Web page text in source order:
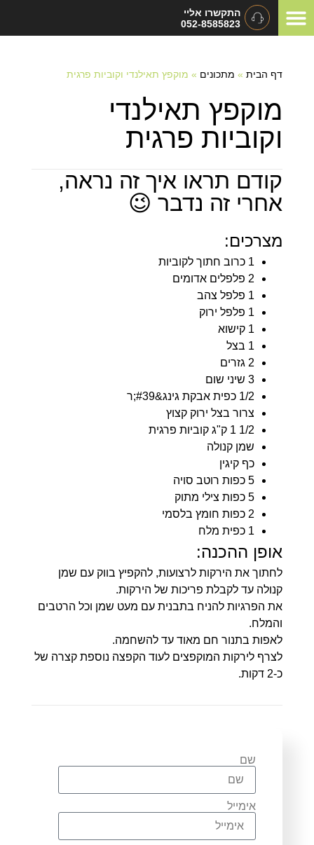
התקשרו אליי
052-8585823
דף הבית» מתכונים » מוקפץ תאילנדי וקוביות פרגית
מוקפץ תאילנדי
וקוביות פרגית
קודם תראו איך זה נראה,
אחרי זה נדבר 😉
מצרכים:
1 כרוב חתוך לקוביות
2 פלפלים אדומים
1 פלפל צהב
1 פלפל ירוק
1 קישוא
1 בצל
2 גזרים
3 שיני שום
1/2 כפית אבקת גינג&#39;ר
צרור בצל ירוק קצוץ
1/2 1 ק"ג קוביות פרגית
שמן קנולה
כף קיגין
5 כפות רוטב סויה
5 כפות צילי מתוק
2 כפות חומץ בלסמי
1 כפית מלח
אופן ההכנה:
לחתוך את הירקות לרצועות, להקפיץ בווק עם שמן
קנולה עד לקבלת פריכות של הירקות.
את הפרגיות להניח בתבנית עם מעט שמן וכל הרטבים
והמלח.
לאפות בתנור חם מאוד עד להשחמה.
לצרף לירקות המוקפצים לעוד הקפצה נוספת קצרה של
כ-2 דקות.
שם
אימייל